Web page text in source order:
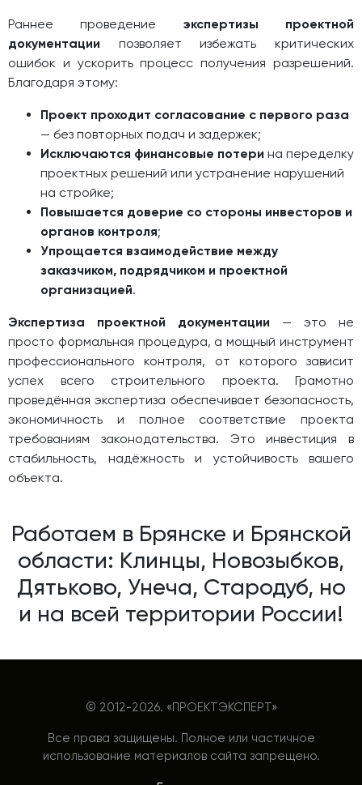
Раннее проведение экспертизы проектной
документации позволяет избежать критических
ошибок и ускорить процесс получения разрешений.
Благодаря этому:
Проект проходит согласование с первого раза
— без повторных подач и задержек;
Исключаются финансовые потери на переделку
проектных решений или устранение нарушений
на стройке;
Повышается доверие со стороны инвесторов и
органов контроля;
Упрощается взаимодействие между
заказчиком, подрядчиком и проектной
организацией.
Экспертиза проектной документации — это не
просто формальная процедура, а мощный инструмент
профессионального контроля, от которого зависит
успех всего строительного проекта. Грамотно
проведённая экспертиза обеспечивает безопасность,
экономичность и полное соответствие проекта
требованиям законодательства. Это инвестиция в
стабильность, надёжность и устойчивость вашего
объекта.
Работаем в Брянске и Брянской
области: Клинцы, Новозыбков,
Дятьково, Унеча, Стародуб, но
и на всей территории России!
© 2012-2026. «ПРОЕКТЭКСПЕРТ»
Все права защищены. Полное или частичное
использование материалов сайта запрещено.